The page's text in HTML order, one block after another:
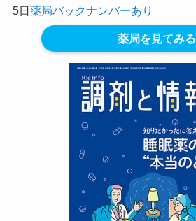
5日薬局バックナンバーあり
薬局を見てみる